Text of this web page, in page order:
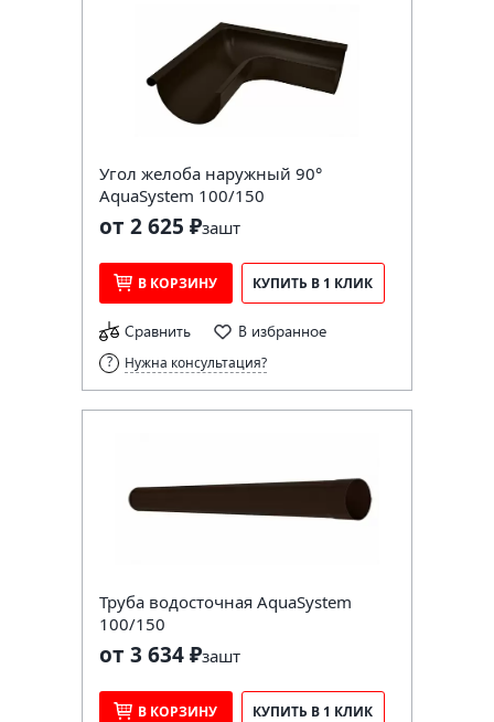
Угол желоба наружный 90°
AquaSystem 100/150
от 2 625 ₽зашт
В КОРЗИНУ КУПИТЬ В 1 КЛИК
Сравнить В избранное
Нужна консультация?
Труба водосточная AquaSystem
100/150
от 3 634 ₽зашт
В КОРЗИНУ КУПИТЬ В 1 КЛИК